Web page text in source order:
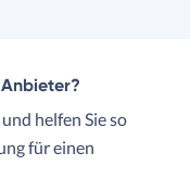
helfen Sie so
für einen